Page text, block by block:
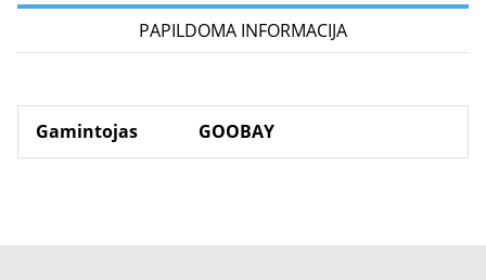
PAPILDOMA INFORMACIJA
Gamintojas GOOBAY